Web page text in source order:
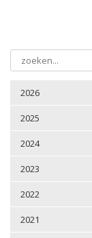
2026
2025
2024
2023
2022
2021